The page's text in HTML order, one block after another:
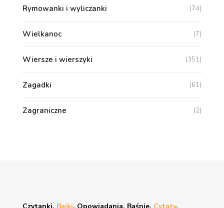
Rymowanki i wyliczanki (74)
Wielkanoc (7)
Wiersze i wierszyki (351)
Zagadki (61)
Zagraniczne (2)